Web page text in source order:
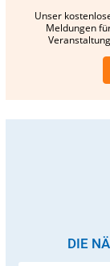
Unser
Meldungen
DIE